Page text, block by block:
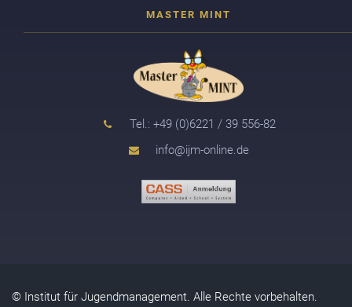
Tel.: +49 (0)6221 / 39 556-82
info@ijm-online.de
© Institut für Jugendmanagement. Alle Rechte vorbehalten.